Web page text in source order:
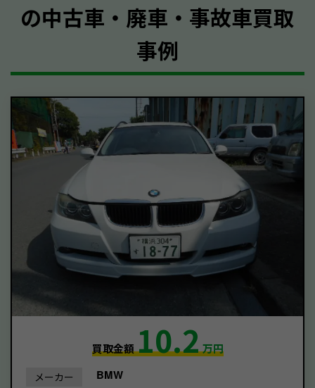
の中古車・廃車・事故車買取
事例
買取金額10.2万円
メーカー BMW